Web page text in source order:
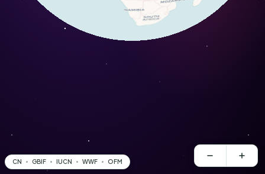
CN GBIF IUCN WWF OFM